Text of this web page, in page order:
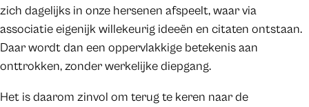
zich dagelijks in onze hersenen afspeelt, waar via
associatie eigenijk willekeurig ideeën en citaten ontstaan.
Daar wordt dan een oppervlakkige betekenis aan
onttrokken, zonder werkelijke diepgang.
Het is daarom zinvol om terug te keren naar de